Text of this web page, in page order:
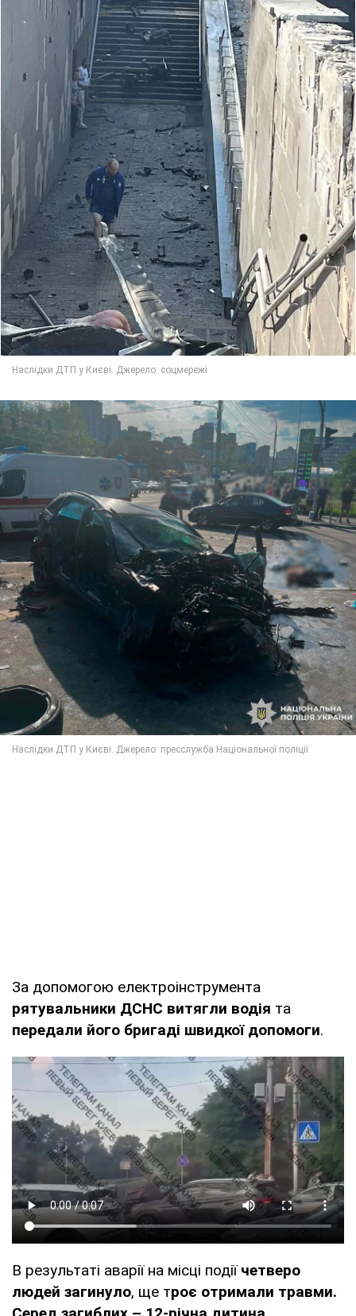
За допомогою електроінструмента
рятувальники ДСНС витягли водія та
передали його бригаді швидкої допомоги.
В результаті аварії на місці події четверо
людей загинуло, ще троє отримали травми.